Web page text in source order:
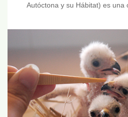
Autóctona y su Hábitat) es una